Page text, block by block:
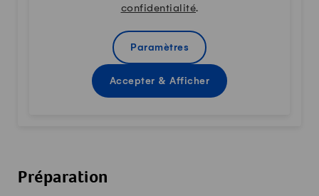
confidentialité.
Paramètres
Accepter & Afficher
Préparation